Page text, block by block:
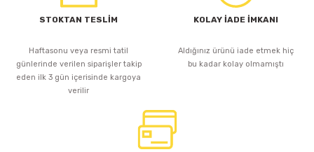
STOKTAN TESLİM
Haftasonu veya resmi tatil
günlerinde verilen siparişler takip
eden ilk 3 gün içerisinde kargoya
verilir
KOLAY İADE İMKANI
Aldığınız ürünü iade etmek hiç
bu kadar kolay olmamıştı